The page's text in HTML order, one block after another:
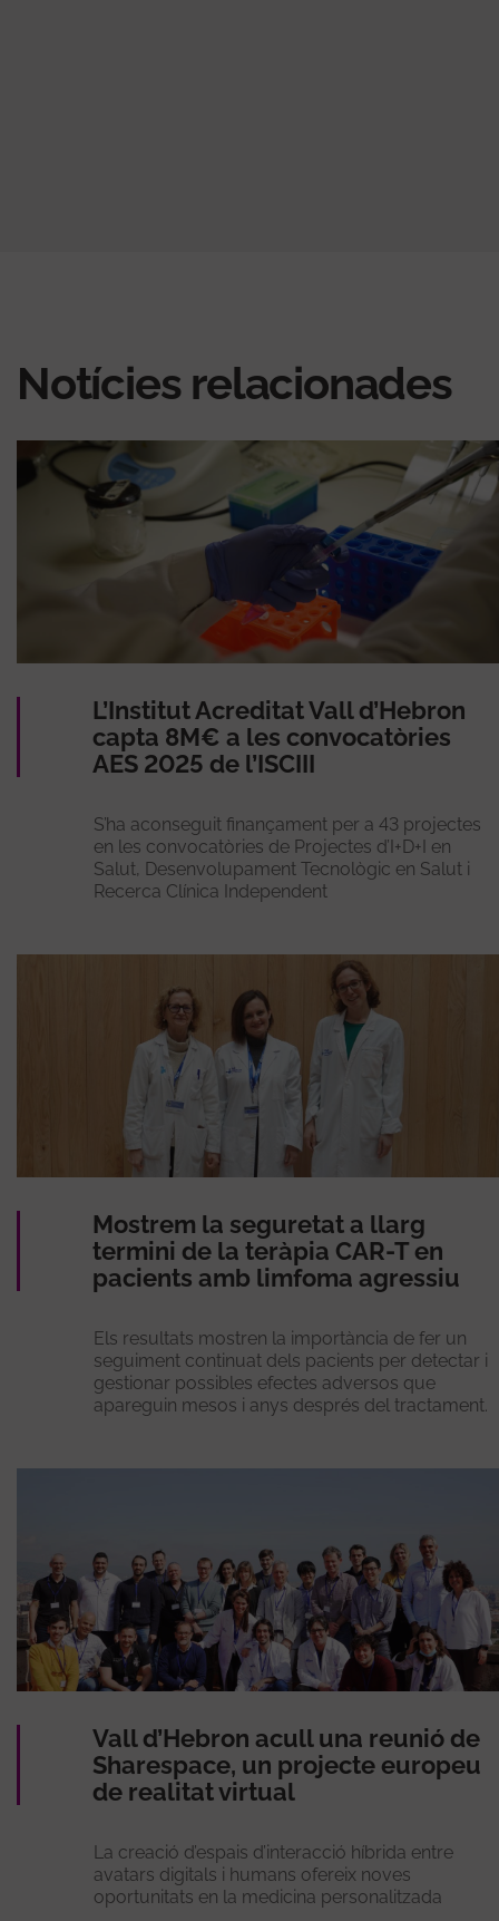
Notícies relacionades
L’Institut Acreditat Vall d’Hebron
capta 8M€ a les convocatòries
AES 2025 de l’ISCIII
S’ha aconseguit finançament per a 43 projectes
en les convocatòries de Projectes d’I+D+I en
Salut, Desenvolupament Tecnològic en Salut i
Recerca Clínica Independent
Mostrem la seguretat a llarg
termini de la teràpia CAR-T en
pacients amb limfoma agressiu
Els resultats mostren la importància de fer un
seguiment continuat dels pacients per detectar i
gestionar possibles efectes adversos que
apareguin mesos i anys després del tractament.
Vall d’Hebron acull una reunió de
Sharespace, un projecte europeu
de realitat virtual
La creació d’espais d’interacció híbrida entre
avatars digitals i humans ofereix noves
oportunitats en la medicina personalitzada